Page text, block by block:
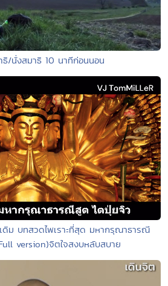
ธิ/นั่งสมาธิ 10 นาทีก่อนนอน
ดิม บทสวดไพเราะที่สุด มหากรุณาธารณี
version)จิตใจสงบหลับสบาย